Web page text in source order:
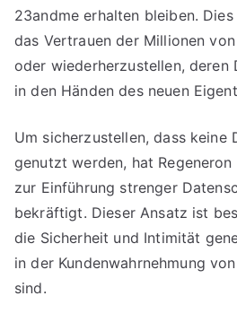
23andme erhalten bleiben.
das Vertrauen der Millionen
oder wiederherzustellen, deren
in den Händen des neuen
Um sicherzustellen, dass keine
genutzt werden, hat
zur Einführung strenger
bekräftigt. Dieser Ansatz ist
die Sicherheit und Intimität
in der Kundenwahrnehmung
sind.